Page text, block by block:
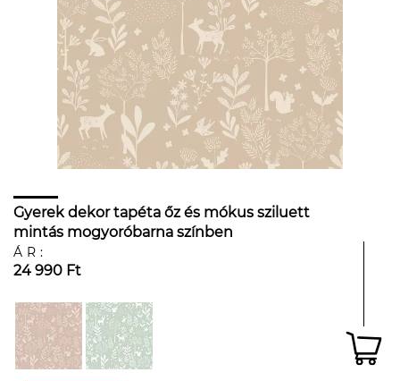
Gyerek dekor tapéta őz és mókus sziluett
mintás mogyoróbarna színben
ÁR:
24 990 Ft